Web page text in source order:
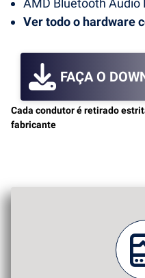
AMD Bluetooth Audio
Ver todo o hardware
FAÇA O
Cada condutor é retirado
fabricante